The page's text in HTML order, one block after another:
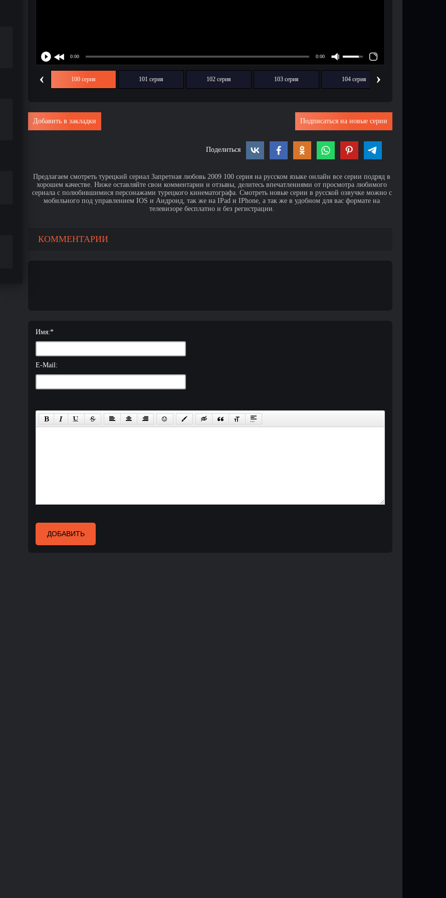
‹ 100 серия 101 серия 102 серия 103 серия 104 серия ›
Подписаться на новые серии
Добавить в закладки
Поделиться
Предлагаем смотреть турецкий сериал Запретная любовь 2009 100 серия на русском языке онлайн все серии подряд в
хорошем качестве. Ниже оставляйте свои комментарии и отзывы, делитесь впечатлениями от просмотра любимого
сериала с полюбившимися персонажами турецкого кинематографа. Смотреть новые серии в русской озвучке можно с
мобильного под управлением IOS и Андроид, так же на IPad и IPhone, а так же в удобном для вас формате на
телевизоре бесплатно и без регистрации.
КОММЕНТАРИИ
Имя:*
E-Mail:
ДОБАВИТЬ